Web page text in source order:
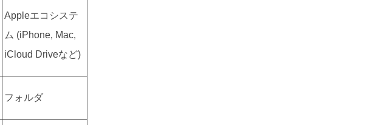
Appleエコシステ
ム (iPhone, Mac,
iCloud Driveなど)
フォルダ